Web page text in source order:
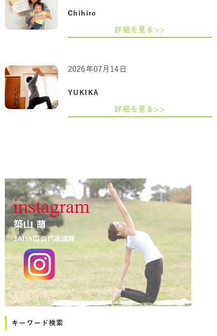
Chihiro
詳細を見る>>
YUKIKA
2026年07月14日
詳細を見る>>
キーワード検索